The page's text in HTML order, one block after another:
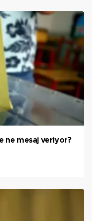
ne mesaj veriyor?